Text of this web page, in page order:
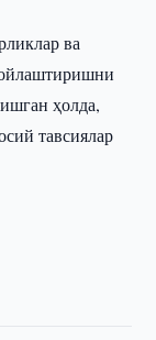
ва
ҳолда,
тавсиялар